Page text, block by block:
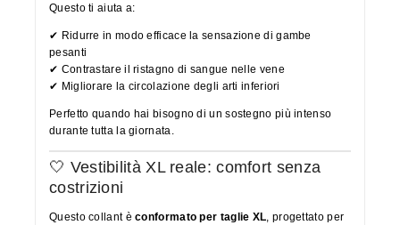
Questo ti aiuta a:
✔ Ridurre in modo efficace la sensazione di gambe
pesanti
✔ Contrastare il ristagno di sangue nelle vene
✔ Migliorare la circolazione degli arti inferiori
Perfetto quando hai bisogno di un sostegno più intenso
durante tutta la giornata.
🤍 Vestibilità XL reale: comfort senza
costrizioni
Questo collant èconformato per taglie XL , progettato per